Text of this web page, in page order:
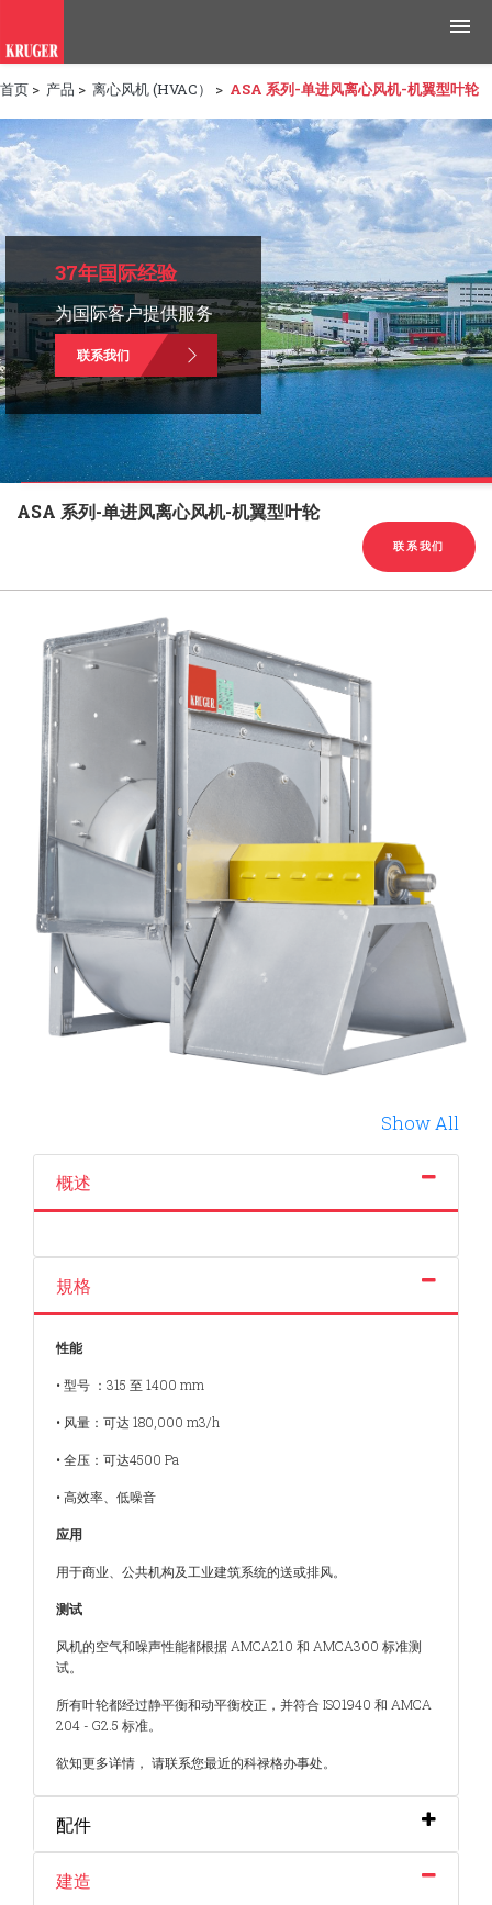
产品
应用领域
工具与资源
新闻媒体
为什么选择科禄格
招聘
联系我们
首页 > 产品 > 离心风机 (HVAC） > ASA 系列-单进风离心风机-机翼型叶轮
37年国际经验
为国际客户提供服务
联系我们
ASA 系列-单进风离心风机-机翼型叶轮
联系我们
Show All
概述
規格
性能
• 型号 ：315 至 1400 mm
• 风量：可达 180,000 m3/h
• 全压：可达4500 Pa
• 高效率、低噪音
应用
用于商业、公共机构及工业建筑系统的送或排风。
测试
风机的空气和噪声性能都根据 AMCA210 和 AMCA300 标准测
试。
所有叶轮都经过静平衡和动平衡校正，并符合 ISO1940 和 AMCA
204 - G2.5 标准。
欲知更多详情， 请联系您最近的科禄格办事处。
配件
建造